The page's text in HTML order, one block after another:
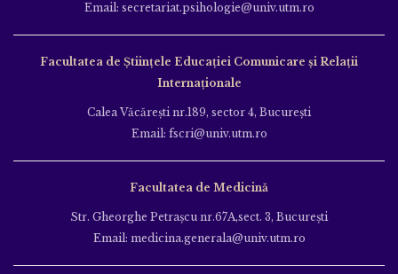
Email: secretariat.psihologie@univ.utm.ro
Facultatea de Ştiinţele Educației Comunicare și Relații
Internaționale
Calea Văcăreşti nr.189, sector 4, Bucureşti
Email: fscri@univ.utm.ro
Facultatea de Medicină
Str. Gheorghe Petraşcu nr.67A,sect. 3, Bucureşti
Email: medicina.generala@univ.utm.ro